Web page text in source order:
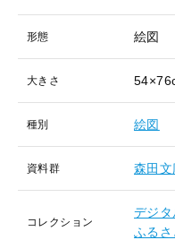
形態 絵図
大きさ
種別 絵図
資料群 森田文
コレクション
デジ
ふる